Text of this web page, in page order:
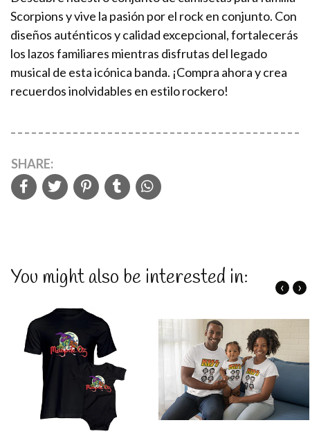
Scorpions y vive la pasión por el rock en conjunto. Con
diseños auténticos y calidad excepcional, fortalecerás
los lazos familiares mientras disfrutas del legado
musical de esta icónica banda. ¡Compra ahora y crea
recuerdos inolvidables en estilo rockero!
SHARE:
You might also be interested in: ‹ ›